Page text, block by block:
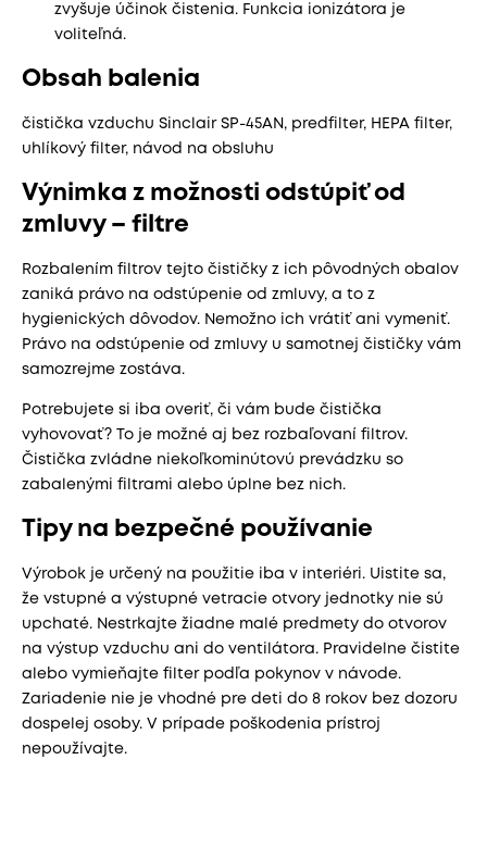
zvyšuje účinok čistenia. Funkcia ionizátora je
voliteľná.
Obsah balenia
čistička vzduchu Sinclair SP-45AN, predfilter, HEPA filter,
uhlíkový filter, návod na obsluhu
Výnimka z možnosti odstúpiť od
zmluvy – filtre
Rozbalením filtrov tejto čističky z ich pôvodných obalov
zaniká právo na odstúpenie od zmluvy, a to z
hygienických dôvodov. Nemožno ich vrátiť ani vymeniť.
Právo na odstúpenie od zmluvy u samotnej čističky vám
samozrejme zostáva.
Potrebujete si iba overiť, či vám bude čistička
vyhovovať? To je možné aj bez rozbaľovaní filtrov.
Čistička zvládne niekoľkominútovú prevádzku so
zabalenými filtrami alebo úplne bez nich.
Tipy na bezpečné používanie
Výrobok je určený na použitie iba v interiéri. Uistite sa,
že vstupné a výstupné vetracie otvory jednotky nie sú
upchaté. Nestrkajte žiadne malé predmety do otvorov
na výstup vzduchu ani do ventilátora. Pravidelne čistite
alebo vymieňajte filter podľa pokynov v návode.
Zariadenie nie je vhodné pre deti do 8 rokov bez dozoru
dospelej osoby. V prípade poškodenia prístroj
nepoužívajte.